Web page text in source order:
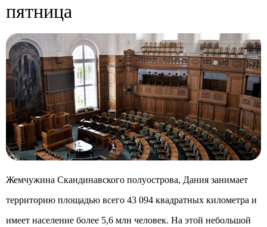
пятница
Жемчужина Скандинавского полуострова, Дания занимает
территорию площадью всего 43 094 квадратных километра и
имеет население более 5,6 млн человек. На этой небольшой